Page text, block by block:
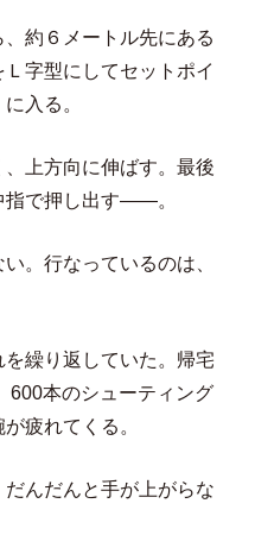
約６メートル先にある
字型にしてセットポイ
に入る。
上方向に伸ばす。最後
指で押し出す――。
。行なっているのは、
繰り返していた。帰宅
600本のシューティング
疲れてくる。
んだんと手が上がらな